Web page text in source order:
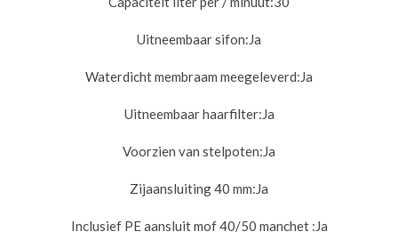
Uitneembaar sifon:Ja
Waterdicht membraam meegeleverd:Ja
Uitneembaar haarfilter:Ja
Voorzien van stelpoten:Ja
Zijaansluiting 40 mm:Ja
Inclusief PE aansluit mof 40/50 manchet :Ja